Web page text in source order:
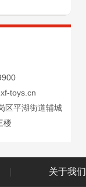
toys.cn
区平湖街道辅城
楼
关于我们